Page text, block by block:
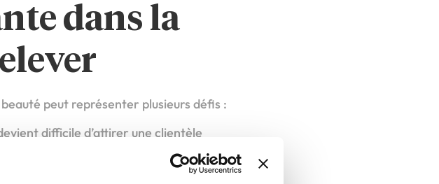
dans la
peut représenter plusieurs défis :
difficile d’attirer une clientèle
de matériel et la communication